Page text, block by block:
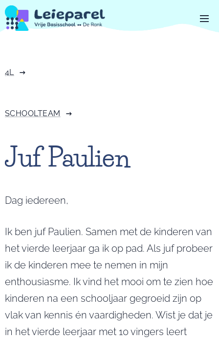
4L
SCHOOLTEAM
Juf Paulien
Dag iedereen,
Ik ben juf Paulien. Samen met de kinderen van
het vierde leerjaar ga ik op pad. Als juf probeer
ik de kinderen mee te nemen in mijn
enthousiasme. Ik vind het mooi om te zien hoe
kinderen na een schooljaar gegroeid zijn op
vlak van kennis én vaardigheden. Wist je dat je
in het vierde leerjaar met 10 vingers leert